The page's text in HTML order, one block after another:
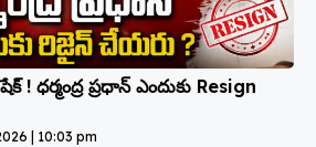
! ధర్మంద్ర ప్రధాన్ ఎందుకు Resign
10:03 pm